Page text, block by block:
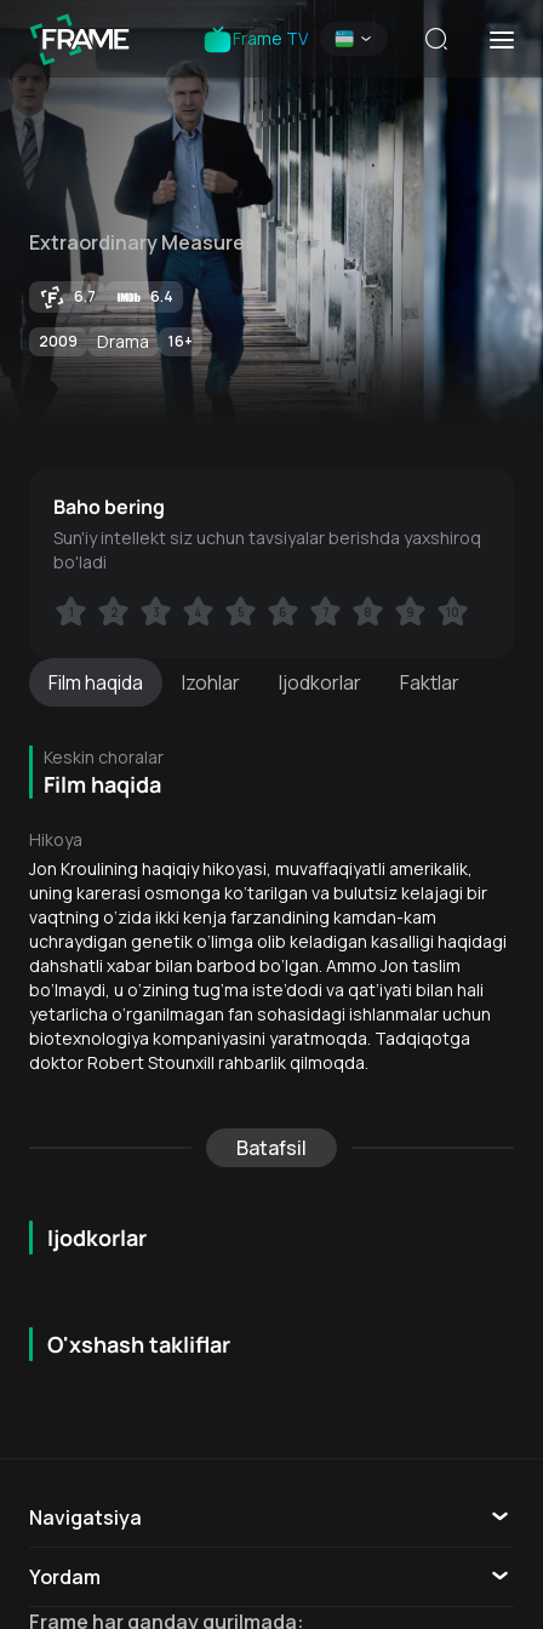
Frame TV
Extraordinary Measures
6.7 6.4
2009 Drama 16+
Filmhaqida Izohlar Ijodkorlar Faktlar
Keskin choralar
Film haqida
Hikoya
Jon Kroulining haqiqiy hikoyasi, muvaffaqiyatli amerikalik,
uning karerasi osmonga ko‘tarilgan va bulutsiz kelajagi bir
vaqtning o‘zida ikki kenja farzandining kamdan-kam
uchraydigan genetik o‘limga olib keladigan kasalligi haqidagi
dahshatli xabar bilan barbod bo‘lgan. Ammo Jon taslim
bo‘lmaydi, u o‘zining tug‘ma iste’dodi va qat’iyati bilan hali
yetarlicha o‘rganilmagan fan sohasidagi ishlanmalar uchun
biotexnologiya kompaniyasini yaratmoqda. Tadqiqotga
doktor Robert Stounxill rahbarlik qilmoqda.
Batafsil
Ijodkorlar
Baho bering
Sun'iy intellekt siz uchun tavsiyalar berishda yaxshiroq
bo'ladi
1 2 3 4 5 6 7 8 9 10
1 2 3 4 5 6 7 8 9 10
O'xshash takliflar
18 + 6.7
Navigatsiya
Yordam
Aloqa
Frame har qanday qurilmada: